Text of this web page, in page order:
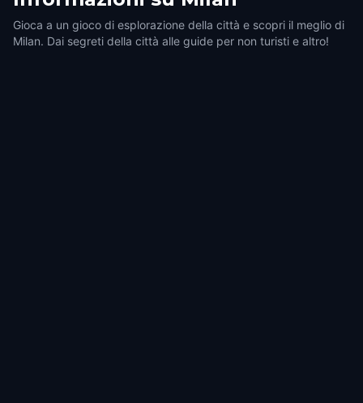
Gioca a un gioco di esplorazione della città e scopri il meglio di
Milan. Dai segreti della città alle guide per non turisti e altro!